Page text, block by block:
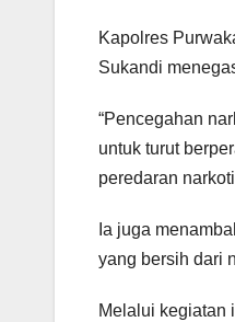
Kapolres
Sukandi
“Pencegahan
untuk turut
peredaran
Ia juga
yang bersih dari
Melalui kegiatan